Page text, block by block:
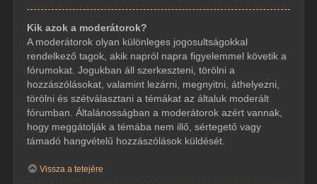
Kik azok a moderátorok?
A moderátorok olyan különleges jogosultságokkal
rendelkező tagok, akik napról napra figyelemmel követik a
fórumokat. Jogukban áll szerkeszteni, törölni a
hozzászólásokat, valamint lezárni, megnyitni, áthelyezni,
törölni és szétválasztani a témákat az általuk moderált
fórumban. Általánosságban a moderátorok azért vannak,
hogy meggátolják a témába nem illő, sértegető vagy
támadó hangvételű hozzászólások küldését.
Vissza a tetejére